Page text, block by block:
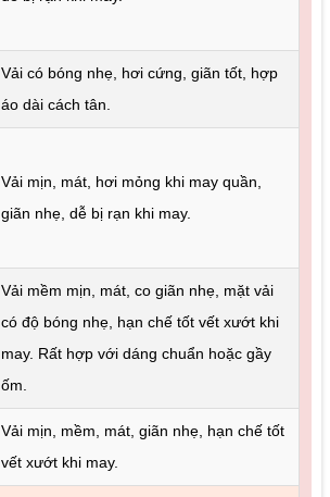
Vải có bóng nhẹ, hơi cứng, giãn tốt, hợp
áo dài cách tân.
Vải mịn, mát, hơi mỏng khi may quần,
giãn nhẹ, dễ bị rạn khi may.
Vải mềm mịn, mát, co giãn nhẹ, mặt vải
có độ bóng nhẹ, hạn chế tốt vết xướt khi
may. Rất hợp với dáng chuẩn hoặc gầy
ốm.
Vải mịn, mềm, mát, giãn nhẹ, hạn chế tốt
vết xướt khi may.